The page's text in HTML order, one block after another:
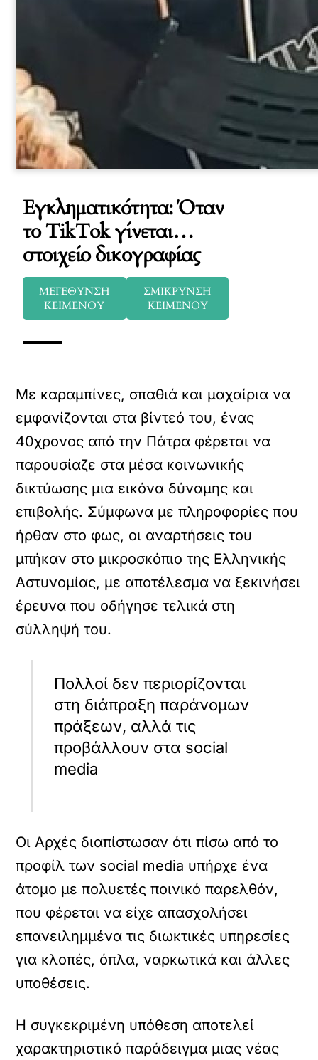
Εγκληματικότητα: Όταν
το TikTok γίνεται…
στοιχείο δικογραφίας
ΜΕΓΕΘΥΝΣΗ
ΚΕΙΜΕΝΟΥ
ΣΜΙΚΡΥΝΣΗ
ΚΕΙΜΕΝΟΥ
Με καραμπίνες, σπαθιά και μαχαίρια να
εμφανίζονται στα βίντεό του, ένας
40χρονος από την Πάτρα φέρεται να
παρουσίαζε στα μέσα κοινωνικής
δικτύωσης μια εικόνα δύναμης και
επιβολής. Σύμφωνα με πληροφορίες που
ήρθαν στο φως, οι αναρτήσεις του
μπήκαν στο μικροσκόπιο της Ελληνικής
Αστυνομίας, με αποτέλεσμα να ξεκινήσει
έρευνα που οδήγησε τελικά στη
σύλληψή του.
Πολλοί δεν περιορίζονται
στη διάπραξη παράνομων
πράξεων, αλλά τις
προβάλλουν στα social
media
Οι Αρχές διαπίστωσαν ότι πίσω από το
προφίλ των social media υπήρχε ένα
άτομο με πολυετές ποινικό παρελθόν,
που φέρεται να είχε απασχολήσει
επανειλημμένα τις διωκτικές υπηρεσίες
για κλοπές, όπλα, ναρκωτικά και άλλες
υποθέσεις.
Η συγκεκριμένη υπόθεση αποτελεί
χαρακτηριστικό παράδειγμα μιας νέας